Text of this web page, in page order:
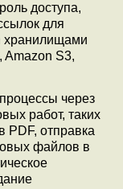
доступа,
для
хранилищами
Amazon S3,
через
работ, таких
PDF, отправка
файлов в